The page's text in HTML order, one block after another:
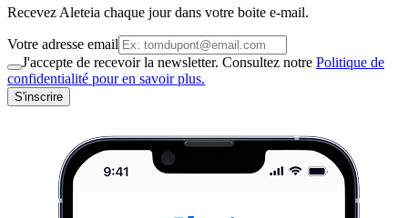
Recevez Aleteia chaque jour dans votre boite e-mail.
Votre adresse email
J'accepte de recevoir la newsletter. Consultez notre Politique de
confidentialité pour en savoir plus.
S'inscrire